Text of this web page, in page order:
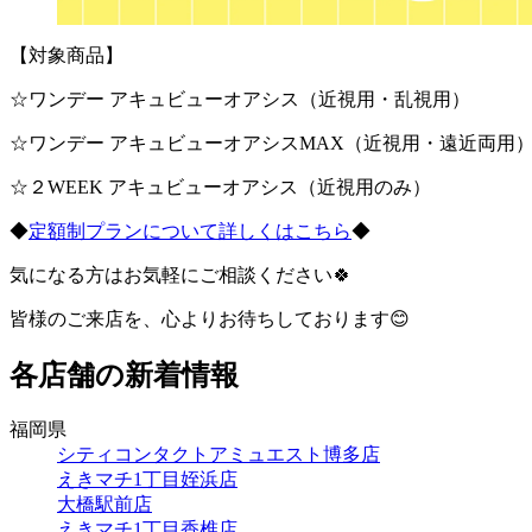
【対象商品】
☆ワンデー アキュビューオアシス（近視用・乱視用）
☆ワンデー アキュビューオアシスMAX（近視用・遠近両用
☆２WEEK アキュビューオアシス（近視用のみ）
◆定額制プランについて詳しくはこちら◆
気になる方はお気軽にご相談ください🍀
皆様のご来店を、心よりお待ちしております😊
各店舗の新着情報
福岡県
シティコンタクトアミュエスト博多店
えきマチ1丁目姪浜店
大橋駅前店